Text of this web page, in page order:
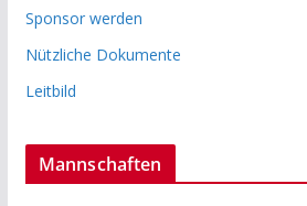
Sponsor werden
Nützliche Dokumente
Leitbild
Mannschaften